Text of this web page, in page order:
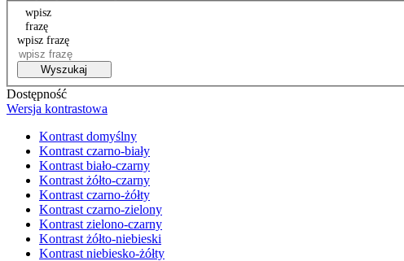
wpisz
frazę
wpisz frazę
Wyszukaj
Dostępność
Wersja kontrastowa
Kontrast domyślny
Kontrast czarno-biały
Kontrast biało-czarny
Kontrast żółto-czarny
Kontrast czarno-żółty
Kontrast czarno-zielony
Kontrast zielono-czarny
Kontrast żółto-niebieski
Kontrast niebiesko-żółty